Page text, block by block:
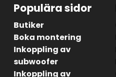
Populära sidor
Butiker
Boka montering
Inkoppling av
subwoofer
Inkoppling av